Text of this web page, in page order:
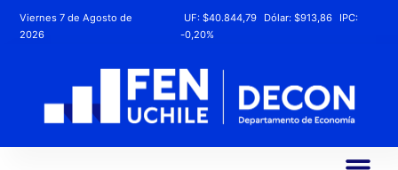
Viernes 7 de Agosto de
2026
UF: $40.844,79 Dólar: $913,86
IPC:
-0,20%